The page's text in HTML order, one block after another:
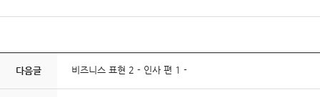
다음글 비즈니스 표현 2 - 인사 편 1 -